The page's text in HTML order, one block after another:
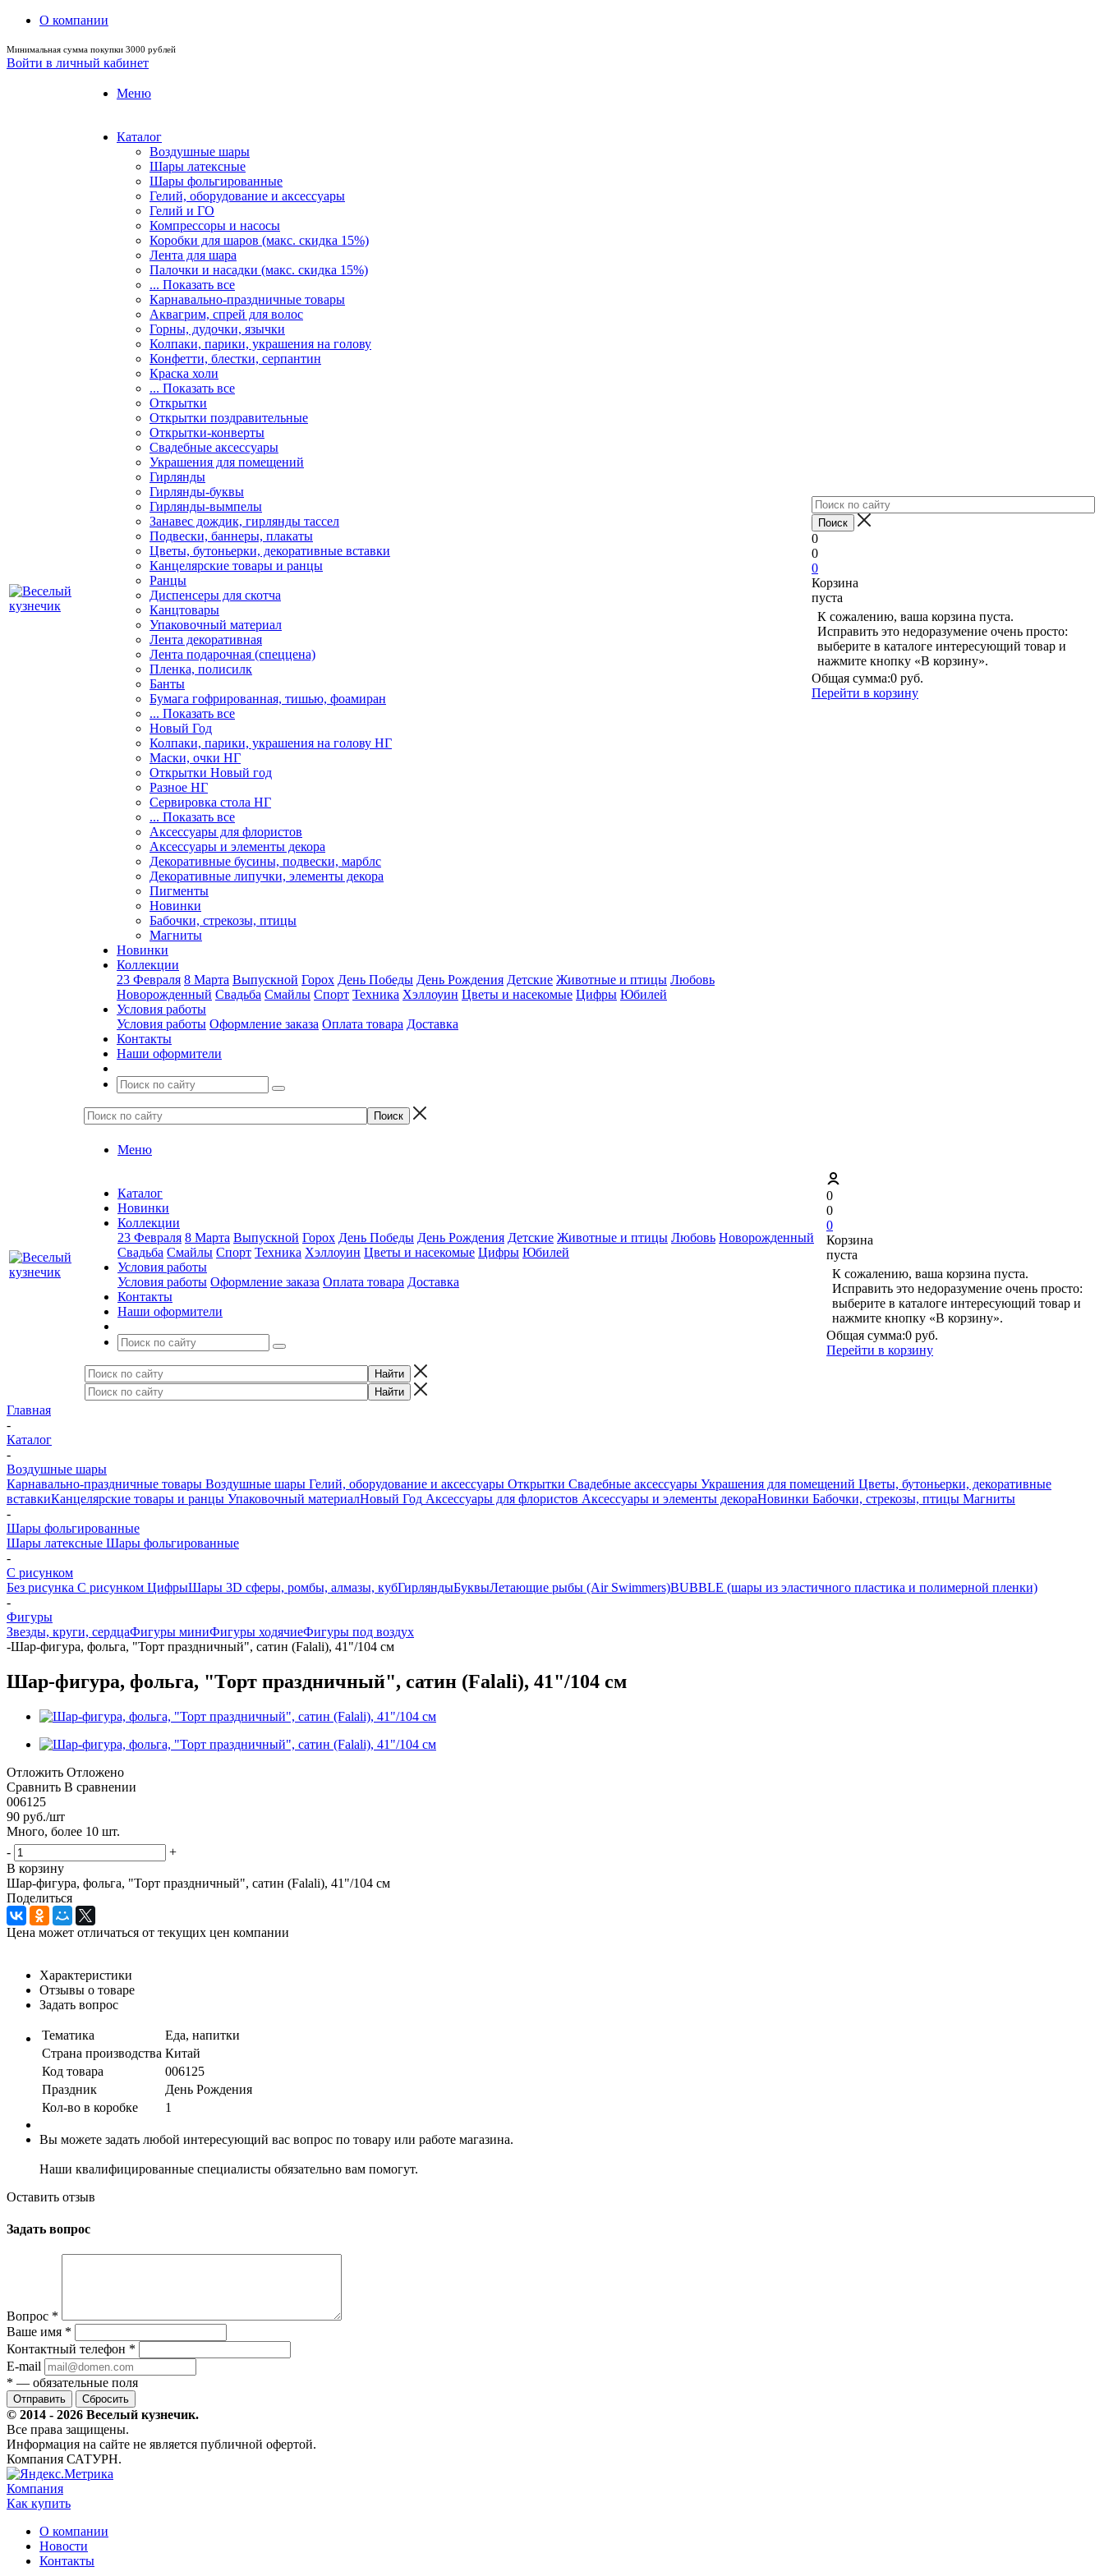
О компании
Минимальная сумма покупки 3000 рублей
Войти в личный кабинет
Меню
Каталог
Воздушные шары
Шары латексные
Шары фольгированные
Гелий, оборудование и аксессуары
Гелий и ГО
Компрессоры и насосы
Коробки для шаров (макс. скидка 15%)
Лента для шара
Палочки и насадки (макс. скидка 15%)
... Показать все
Карнавально-праздничные товары
Аквагрим, спрей для волос
Горны, дудочки, язычки
Колпаки, парики, украшения на голову
Конфетти, блестки, серпантин
Краска холи
... Показать все
Открытки
Открытки поздравительные
Открытки-конверты
Свадебные аксессуары
Украшения для помещений
Гирлянды
Гирлянды-буквы
Гирлянды-вымпелы
Занавес дождик, гирлянды тассел
Подвески, баннеры, плакаты
Цветы, бутоньерки, декоративные вставки
Канцелярские товары и ранцы
Ранцы
Диспенсеры для скотча
Канцтовары
Упаковочный материал
Лента декоративная
Лента подарочная (спеццена)
Пленка, полисилк
Банты
Бумага гофрированная, тишью, фоамиран
... Показать все
Новый Год
Колпаки, парики, украшения на голову НГ
Маски, очки НГ
Открытки Новый год
Разное НГ
Сервировка стола НГ
... Показать все
Аксессуары для флористов
Аксессуары и элементы декора
Декоративные бусины, подвески, марблс
Декоративные липучки, элементы декора
Пигменты
Новинки
Бабочки, стрекозы, птицы
Магниты
Новинки
Коллекции
23 Февраля 8 Марта Выпускной Горох День Победы День Рождения Детские Животные и птицы Любовь
Новорожденный Свадьба Смайлы Спорт Техника Хэллоуин Цветы и насекомые Цифры Юбилей
Условия работы
Условия работы Оформление заказа Оплата товара Доставка
Контакты
Наши оформители
0
0
0
Корзина
пуста
К сожалению, ваша корзина пуста.
Исправить это недоразумение очень просто:
выберите в каталоге интересующий товар и
нажмите кнопку «В корзину».
Общая сумма:0 руб.
Перейти в корзину
Меню
Каталог
Новинки
Коллекции
23 Февраля 8 Марта Выпускной Горох День Победы День Рождения Детские Животные и птицы Любовь Новорожденный
Свадьба Смайлы Спорт Техника Хэллоуин Цветы и насекомые Цифры Юбилей
Условия работы
Условия работы Оформление заказа Оплата товара Доставка
Контакты
Наши оформители
0
0
0
Корзина
пуста
К сожалению, ваша корзина пуста.
Исправить это недоразумение очень просто:
выберите в каталоге интересующий товар и
нажмите кнопку «В корзину».
Общая сумма:0 руб.
Перейти в корзину
Главная
-
Каталог
-
Воздушные шары
Карнавально-праздничные товары Воздушные шары Гелий, оборудование и аксессуары Открытки Свадебные аксессуары Украшения для помещений Цветы, бутоньерки, декоративные
вставкиКанцелярские товары и ранцы Упаковочный материалНовый Год Аксессуары для флористов Аксессуары и элементы декораНовинки Бабочки, стрекозы, птицы Магниты
-
Шары фольгированные
Шары латексные Шары фольгированные
-
С рисунком
Без рисунка С рисунком ЦифрыШары 3D сферы, ромбы, алмазы, кубГирляндыБуквыЛетающие рыбы (Air Swimmers)BUBBLE (шары из эластичного пластика и полимерной пленки)
-
Фигуры
Звезды, круги, сердцаФигуры миниФигуры ходячиеФигуры под воздух
-Шар-фигура, фольга, "Торт праздничный", сатин (Falali), 41"/104 см
Шар-фигура, фольга, "Торт праздничный", сатин (Falali), 41"/104 см
Отложить Отложено
Сравнить В сравнении
006125
90 руб./шт
Много, более 10 шт.
-
+
В корзину
Шар-фигура, фольга, "Торт праздничный", сатин (Falali), 41"/104 см
Поделиться
Цена может отличаться от текущих цен компании
Характеристики
Отзывы о товаре
Задать вопрос
Тематика
Еда, напитки
Страна производства Китай
Код товара
006125
Праздник
День Рождения
Кол-во в коробке
1
Вы можете задать любой интересующий вас вопрос по товару или работе магазина.
Наши квалифицированные специалисты обязательно вам помогут.
Оставить отзыв
Задать вопрос
Вопрос *
Ваше имя *
Контактный телефон *
E-mail
* — обязательные поля
Сбросить
© 2014 - 2026 Веселый кузнечик.
Все права защищены.
Информация на сайте не является публичной офертой.
Компания САТУРН.
Компания
Как купить
О компании
Новости
Контакты